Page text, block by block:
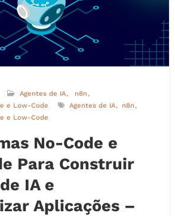
Agentes de IA
n8n
e Low-Code
Agentes de IA
n8n
e Low-Code
No-Code e
Para Construir
IA e
Aplicações –